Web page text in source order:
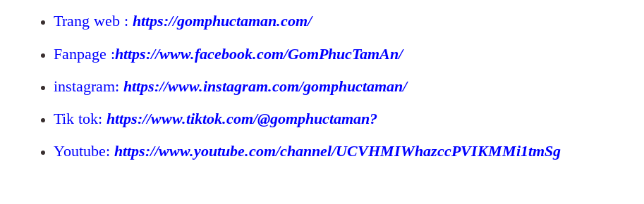
Trang web :https://gomphuctaman.com/
Fanpage :https://www.facebook.com/GomPhucTamAn/
instagram:https://www.instagram.com/gomphuctaman/
Tik tok:https://www.tiktok.com/@gomphuctaman?
Youtube:https://www.youtube.com/channel/UCVHMIWhazccPVIKMMi1tmSg